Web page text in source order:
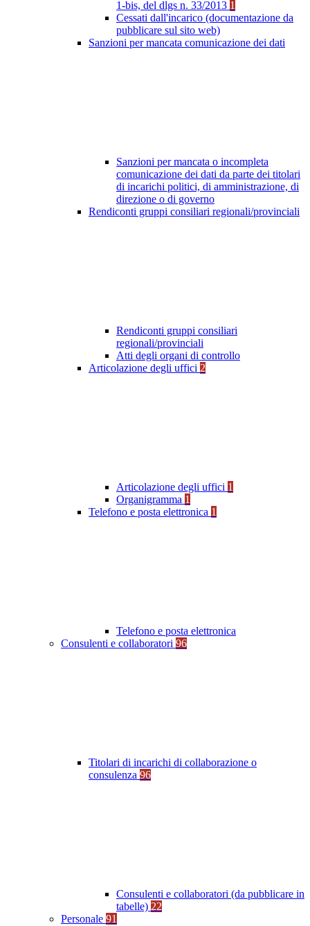
1-bis, del dlgs n. 33/2013 1
Cessati dall'incarico (documentazione da
pubblicare sul sito web)
Sanzioni per mancata comunicazione dei dati
Sanzioni per mancata o incompleta
comunicazione dei dati da parte dei titolari
di incarichi politici, di amministrazione, di
direzione o di governo
Rendiconti gruppi consiliari regionali/provinciali
Rendiconti gruppi consiliari
regionali/provinciali
Atti degli organi di controllo
Articolazione degli uffici 2
Articolazione degli uffici 1
Organigramma 1
Telefono e posta elettronica 1
Telefono e posta elettronica
Consulenti e collaboratori 96
Titolari di incarichi di collaborazione o
consulenza 96
Consulenti e collaboratori (da pubblicare in
tabelle) 22
Personale 91